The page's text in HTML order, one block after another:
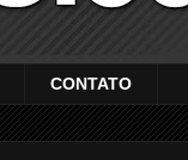
CONTATO